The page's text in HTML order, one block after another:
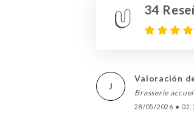
34
J
Valoración
Brasserie
28/05/2026 •